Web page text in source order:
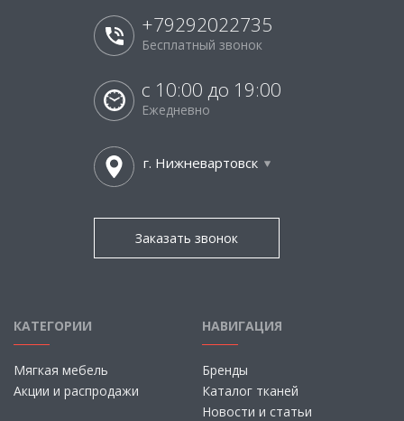
+79292022735
Бесплатный звонок
с 10:00 до 19:00
Ежедневно
г. Нижневартовск
Заказать звонок
КАТЕГОРИИ
Мягкая мебель
Акции и распродажи
НАВИГАЦИЯ
Бренды
Каталог тканей
Новости и статьи